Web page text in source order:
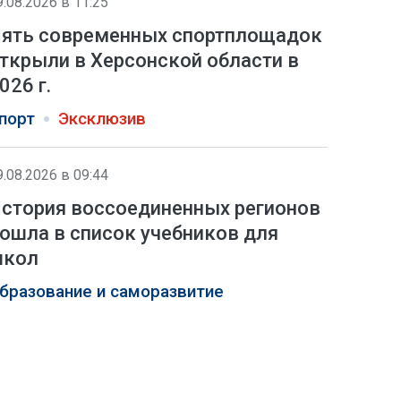
современных спортплощадок
в Херсонской области в
г.
Эксклюзив
в 09:44
воссоединенных регионов
в список учебников для
и саморазвитие